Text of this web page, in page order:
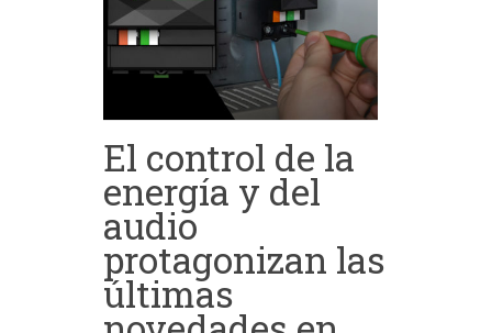
El control de la
energía y del
audio
protagonizan las
últimas